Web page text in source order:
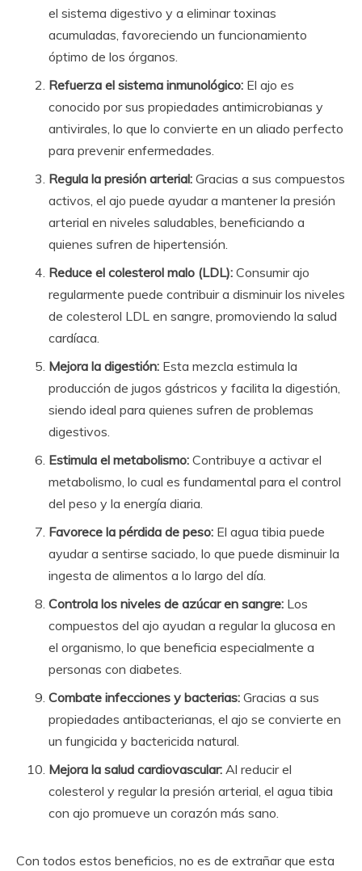
el sistema digestivo y a eliminar toxinas
acumuladas, favoreciendo un funcionamiento
óptimo de los órganos.
Refuerza el sistema inmunológico: El ajo es
conocido por sus propiedades antimicrobianas y
antivirales, lo que lo convierte en un aliado perfecto
para prevenir enfermedades.
Regula la presión arterial: Gracias a sus compuestos
activos, el ajo puede ayudar a mantener la presión
arterial en niveles saludables, beneficiando a
quienes sufren de hipertensión.
Reduce el colesterol malo (LDL): Consumir ajo
regularmente puede contribuir a disminuir los niveles
de colesterol LDL en sangre, promoviendo la salud
cardíaca.
Mejora la digestión: Esta mezcla estimula la
producción de jugos gástricos y facilita la digestión,
siendo ideal para quienes sufren de problemas
digestivos.
Estimula el metabolismo: Contribuye a activar el
metabolismo, lo cual es fundamental para el control
del peso y la energía diaria.
Favorece la pérdida de peso: El agua tibia puede
ayudar a sentirse saciado, lo que puede disminuir la
ingesta de alimentos a lo largo del día.
Controla los niveles de azúcar en sangre: Los
compuestos del ajo ayudan a regular la glucosa en
el organismo, lo que beneficia especialmente a
personas con diabetes.
Combate infecciones y bacterias: Gracias a sus
propiedades antibacterianas, el ajo se convierte en
un fungicida y bactericida natural.
Mejora la salud cardiovascular: Al reducir el
colesterol y regular la presión arterial, el agua tibia
con ajo promueve un corazón más sano.
Con todos estos beneficios, no es de extrañar que esta